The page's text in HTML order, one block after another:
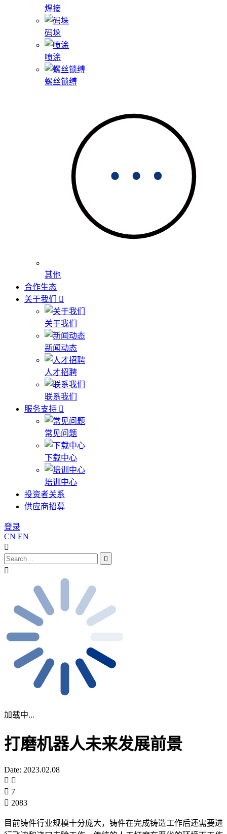
焊接
码垛
喷涂
螺丝锁缚
其他
合作生态
关于我们
关于我们
新闻动态
人才招聘
联系我们
服务支持
常见问题
下载中心
培训中心
投资者关系
供应商招募
登录
CN EN
加载中...
打磨机器人未来发展前景
Date: 2023.02.08
7
2083
目前铸件行业规模十分庞大，铸件在完成铸造工作后还需要进